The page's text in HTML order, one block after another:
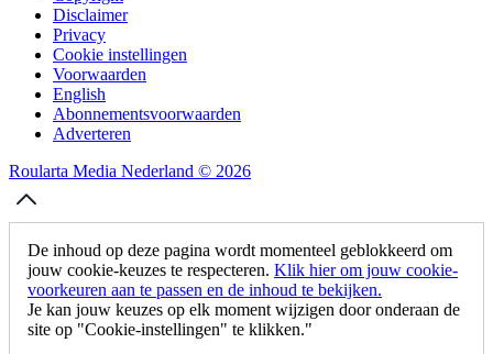
Disclaimer
Privacy
Cookie instellingen
Voorwaarden
English
Abonnementsvoorwaarden
Adverteren
Roularta Media Nederland © 2026
De inhoud op deze pagina wordt momenteel geblokkeerd om
jouw cookie-keuzes te respecteren. Klik hier om jouw cookie-
voorkeuren aan te passen en de inhoud te bekijken.
Je kan jouw keuzes op elk moment wijzigen door onderaan de
site op "Cookie-instellingen" te klikken."